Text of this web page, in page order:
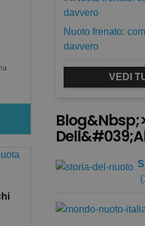
Nuoto frenato:
davvero
VEDI